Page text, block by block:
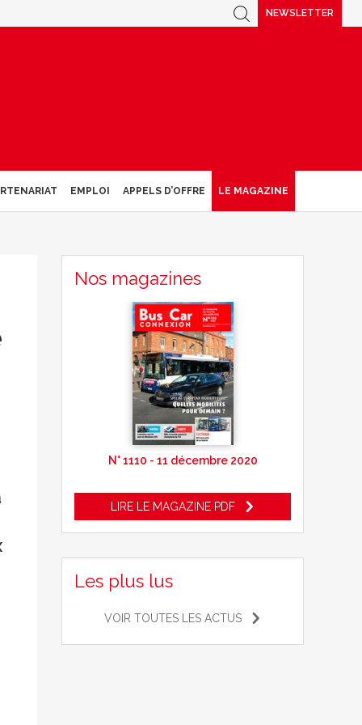
NEWSLETTER
EMPLOI APPELS D’OFFRE LE MAGAZINE
Nos magazines
N° 1110 - 11 décembre 2020
LIRE LE MAGAZINE PDF
Les plus lus
VOIR TOUTES LES ACTUS